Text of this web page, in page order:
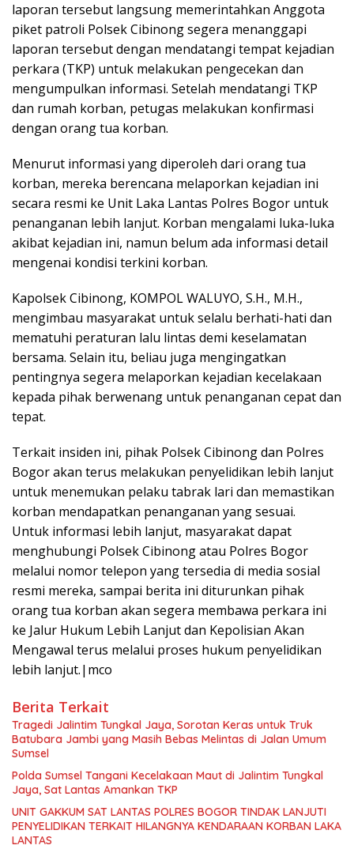
laporan tersebut langsung memerintahkan Anggota
piket patroli Polsek Cibinong segera menanggapi
laporan tersebut dengan mendatangi tempat kejadian
perkara (TKP) untuk melakukan pengecekan dan
mengumpulkan informasi. Setelah mendatangi TKP
dan rumah korban, petugas melakukan konfirmasi
dengan orang tua korban.
Menurut informasi yang diperoleh dari orang tua
korban, mereka berencana melaporkan kejadian ini
secara resmi ke Unit Laka Lantas Polres Bogor untuk
penanganan lebih lanjut. Korban mengalami luka-luka
akibat kejadian ini, namun belum ada informasi detail
mengenai kondisi terkini korban.
Kapolsek Cibinong, KOMPOL WALUYO, S.H., M.H.,
mengimbau masyarakat untuk selalu berhati-hati dan
mematuhi peraturan lalu lintas demi keselamatan
bersama. Selain itu, beliau juga mengingatkan
pentingnya segera melaporkan kejadian kecelakaan
kepada pihak berwenang untuk penanganan cepat dan
tepat.
Terkait insiden ini, pihak Polsek Cibinong dan Polres
Bogor akan terus melakukan penyelidikan lebih lanjut
untuk menemukan pelaku tabrak lari dan memastikan
korban mendapatkan penanganan yang sesuai.
Untuk informasi lebih lanjut, masyarakat dapat
menghubungi Polsek Cibinong atau Polres Bogor
melalui nomor telepon yang tersedia di media sosial
resmi mereka, sampai berita ini diturunkan pihak
orang tua korban akan segera membawa perkara ini
ke Jalur Hukum Lebih Lanjut dan Kepolisian Akan
Mengawal terus melalui proses hukum penyelidikan
lebih lanjut.|mco
Berita Terkait
Tragedi Jalintim Tungkal Jaya, Sorotan Keras untuk Truk
Batubara Jambi yang Masih Bebas Melintas di Jalan Umum
Sumsel
Polda Sumsel Tangani Kecelakaan Maut di Jalintim Tungkal
Jaya, Sat Lantas Amankan TKP
UNIT GAKKUM SAT LANTAS POLRES BOGOR TINDAK LANJUTI
PENYELIDIKAN TERKAIT HILANGNYA KENDARAAN KORBAN LAKA
LANTAS